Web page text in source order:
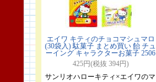
エイワ キティのチョコマシュマロ
(30袋入) 駄菓子 まとめ買い 飴 チュ
ーイング キャラクターお菓子 2506
425円(税抜 394円)
サンリオハローキティ×エイワのマ